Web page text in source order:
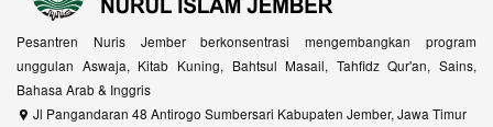
Pesantren Nuris Jember berkonsentrasi mengembangkan program
unggulan Aswaja, Kitab Kuning, Bahtsul Masail, Tahfidz Qur'an, Sains,
Bahasa Arab & Inggris
Jl Pangandaran 48 Antirogo Sumbersari Kabupaten Jember, Jawa Timur